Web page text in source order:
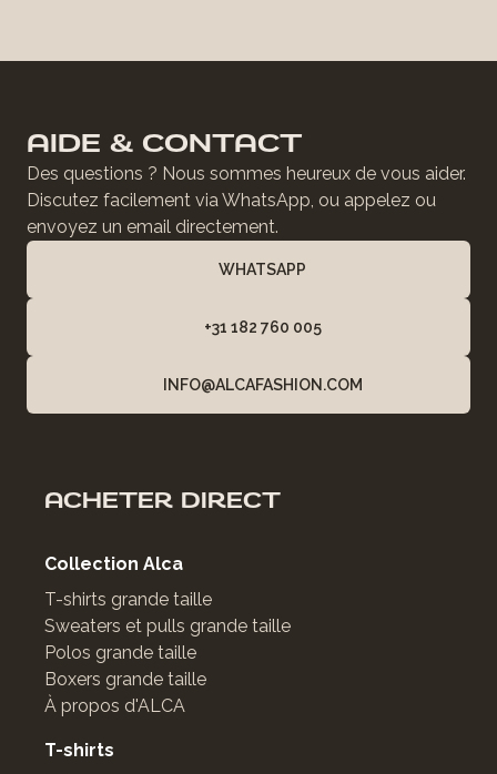
AIDE & CONTACT
Des questions ? Nous sommes heureux de vous aider.
Discutez facilement via WhatsApp, ou appelez ou
envoyez un email directement.
WHATSAPP
+31 182 760 005
INFO@ALCAFASHION.COM
ACHETER DIRECT
Collection Alca
T-shirts grande taille
Sweaters et pulls grande taille
Polos grande taille
Boxers grande taille
À propos d'ALCA
T-shirts